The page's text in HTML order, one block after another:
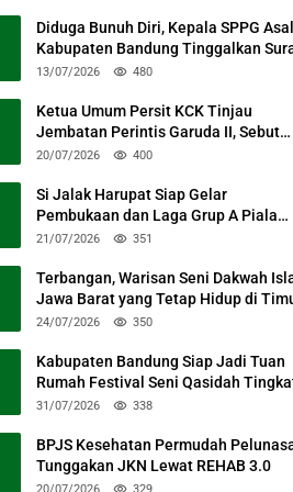
Diduga Bunuh Diri, Kepala SPPG Asal
Kabupaten Bandung Tinggalkan
Permohonan Maaf
13/07/2026 480
Ketua Umum Persit KCK Tinjau
Jembatan Perintis Garuda II, Sebut
Simbol Kebersamaan TNI dan Rakyat
20/07/2026 400
Si Jalak Harupat Siap Gelar
Pembukaan dan Laga Grup A Piala
Presiden 2026 Sabtu Mendatang
21/07/2026 351
Terbangan, Warisan Seni Dakwah
Jawa Barat yang Tetap Hidup di
Kabupaten Bandung
24/07/2026 350
Kabupaten Bandung Siap Jadi Tuan
Rumah Festival Seni Qasidah
Nasional
31/07/2026 338
BPJS Kesehatan Permudah
Tunggakan JKN Lewat REHAB 3.0
20/07/2026 329